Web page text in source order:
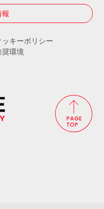
報
ッキーポリシー
奨環境